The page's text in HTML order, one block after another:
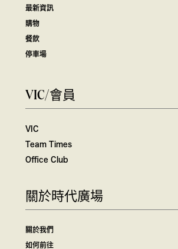
最新資訊
購物
餐飲
停車場
VIC/會員
VIC
Team Times
Office Club
關於時代廣場
關於我們
如何前往